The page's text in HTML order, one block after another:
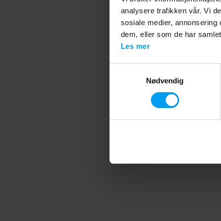
analysere trafikken vår. Vi
sosiale medier,
dem, eller som de har
Les mer
Nødvendig
Application